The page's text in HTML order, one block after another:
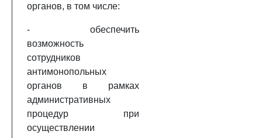
органов, в том числе:
- обеспечить
возможность
сотрудников
антимонопольных
органов в рамках
административных
процедур при
осуществлении